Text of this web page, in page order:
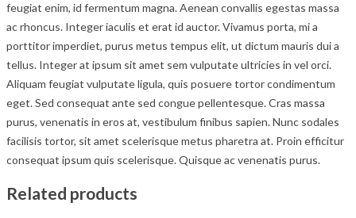
feugiat enim, id fermentum magna. Aenean convallis egestas massa
ac rhoncus. Integer iaculis et erat id auctor. Vivamus porta, mi a
porttitor imperdiet, purus metus tempus elit, ut dictum mauris dui a
tellus. Integer at ipsum sit amet sem vulputate ultricies in vel orci.
Aliquam feugiat vulputate ligula, quis posuere tortor condimentum
eget. Sed consequat ante sed congue pellentesque. Cras massa
purus, venenatis in eros at, vestibulum finibus sapien. Nunc sodales
facilisis tortor, sit amet scelerisque metus pharetra at. Proin efficitur
consequat ipsum quis scelerisque. Quisque ac venenatis purus.
Related products